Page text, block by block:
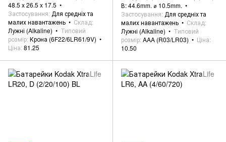
48.5 x 26.5 x 17.5
Застосування Для средніх та
малих навантажень
Склад
Лужні (Alkaline)
Типовий
розмір Крона (6F22/6LR61/9V)
Ціна 81.25
В: 44.6mm. ⌀ 10.5mm.
Застосування Для средніх та
малих навантажень
Склад
Лужні (Alkaline)
Типовий
розмір AAA (R03/LR03)
Ціна
10.50